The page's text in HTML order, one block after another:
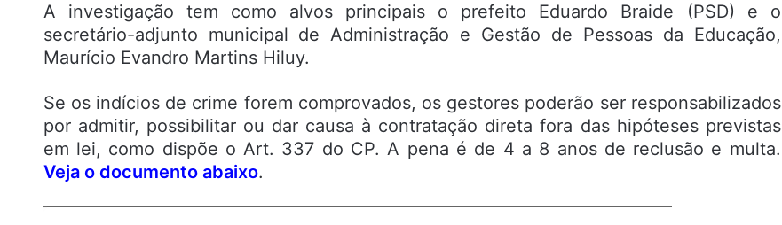
A investigação tem como alvos principais o prefeito Eduardo Braide (PSD) e o
secretário-adjunto municipal de Administração e Gestão de Pessoas da Educação,
Maurício Evandro Martins Hiluy.
Se os indícios de crime forem comprovados, os gestores poderão ser responsabilizados
por admitir, possibilitar ou dar causa à contratação direta fora das hipóteses previstas
em lei, como dispõe o Art. 337 do CP. A pena é de 4 a 8 anos de reclusão e multa.
Veja o documento abaixo.